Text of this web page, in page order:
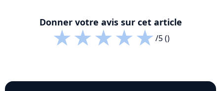
Donner votre avis sur cet article
★★★★★/5 ()